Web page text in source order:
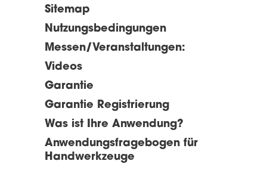
Sitemap
Nutzungsbedingungen
Messen/Veranstaltungen:
Videos
Garantie
Garantie Registrierung
Was ist Ihre Anwendung?
Anwendungsfragebogen für
Handwerkzeuge